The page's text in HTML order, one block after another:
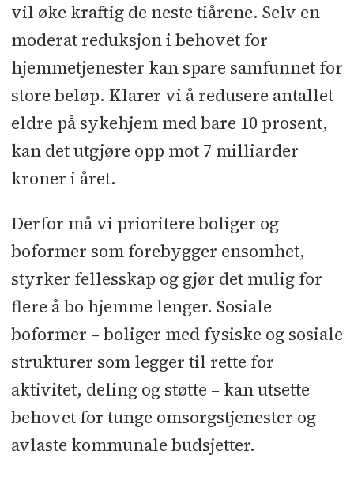
vil øke kraftig de neste tiårene. Selv en
moderat reduksjon i behovet for
hjemmetjenester kan spare samfunnet for
store beløp. Klarer vi å redusere antallet
eldre på sykehjem med bare 10 prosent,
kan det utgjøre opp mot 7 milliarder
kroner i året.
Derfor må vi prioritere boliger og
boformer som forebygger ensomhet,
styrker fellesskap og gjør det mulig for
flere å bo hjemme lenger. Sosiale
boformer – boliger med fysiske og sosiale
strukturer som legger til rette for
aktivitet, deling og støtte – kan utsette
behovet for tunge omsorgstjenester og
avlaste kommunale budsjetter.